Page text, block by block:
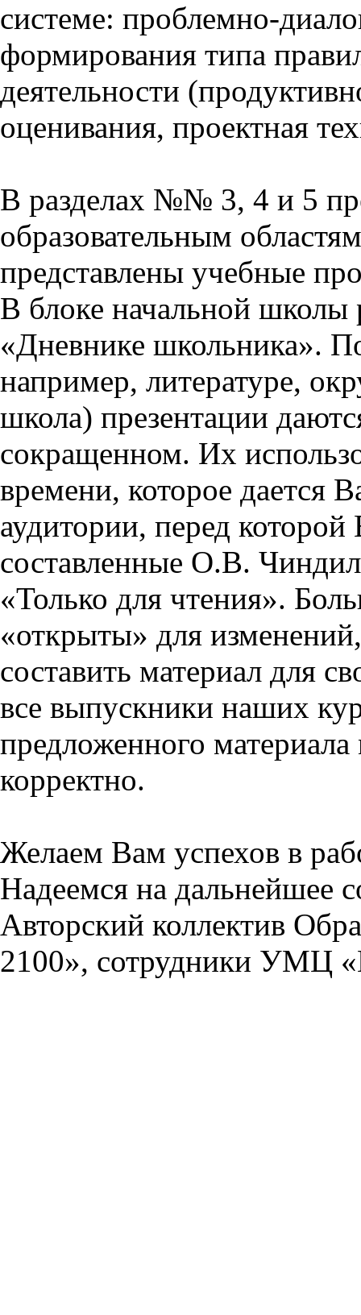
системе: проблемно-
формирования типа
деятельности
оценивания, проектная
В разделах №№ 3, 4 и 5
образовательным
представлены учебные
В блоке начальной школы
«Дневнике школьника».
например, литературе,
школа) презентации
сокращенном. Их
времени, которое дается
аудитории, перед
составленные О.В.
«Только для чтения».
«открыты» для
составить материал для
все выпускники наших
предложенного
корректно.
Желаем Вам успехов в
Надеемся на дальнейшее
Авторский коллектив
2100», сотрудники УМЦ